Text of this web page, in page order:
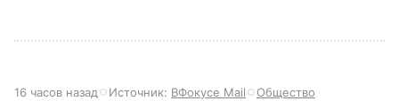
16 часов назад Источник: ВФокусе Mail Общество